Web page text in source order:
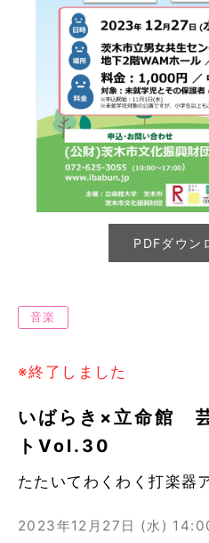
PDFダウン
音楽
※終了しました
いばらき×立命館
トVol.30
たたいてわくわく打楽器
2023年12月27日 (水)